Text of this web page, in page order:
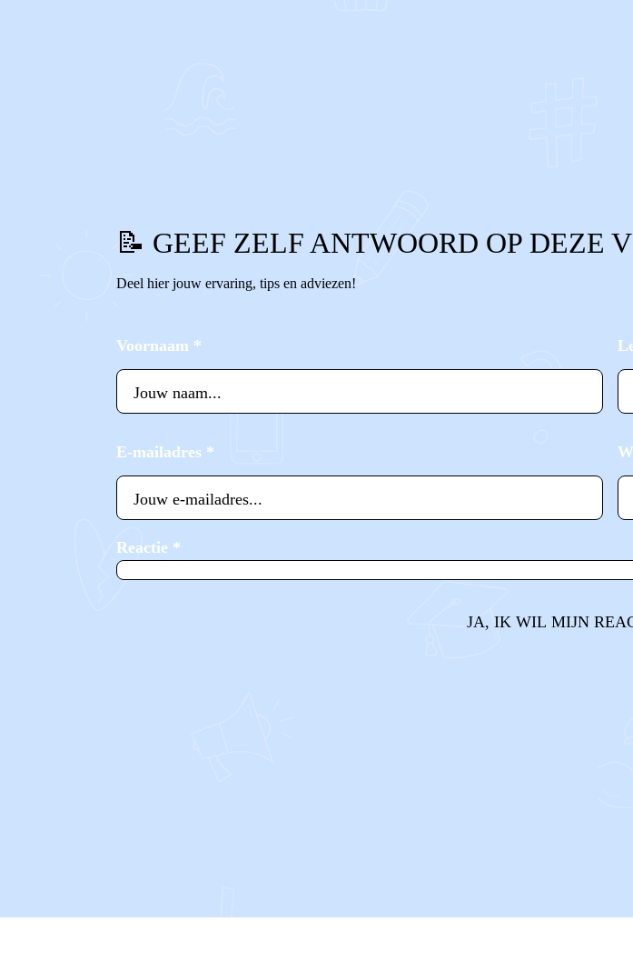
📝 GEEF ZELF ANTWOORD OP DEZE
Deel hier jouw ervaring, tips en adviezen!
Voornaam *
E-mailadres *
Reactie *
JA, IK WIL MIJN